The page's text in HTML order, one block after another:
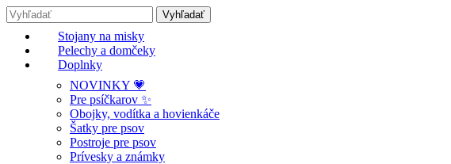
Stojany na misky
Pelechy a domčeky
Doplnky
NOVINKY 💗
Pre psíčkarov ✨
Obojky, vodítka a hovienkáče
Šatky pre psov
Postroje pre psov
Prívesky a známky